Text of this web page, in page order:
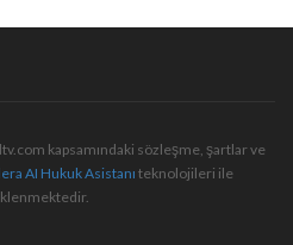
kapsamındaki sözleşme, şartlar ve
AI Hukuk Asistanı teknolojileri ile